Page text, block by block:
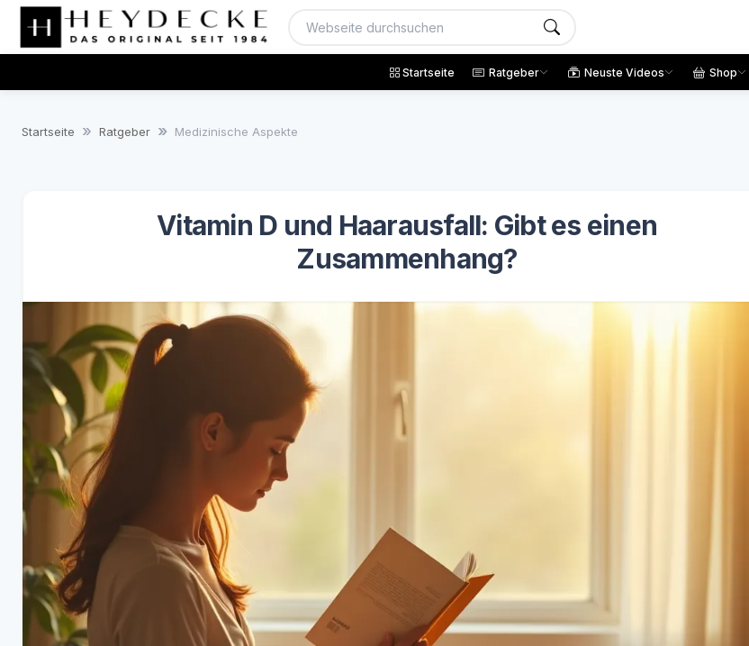
Startseite Ratgeber Neuste Videos Shop
Startseite Ratgeber Medizinische Aspekte
Vitamin D und Haarausfall: Gibt es einen
Zusammenhang?